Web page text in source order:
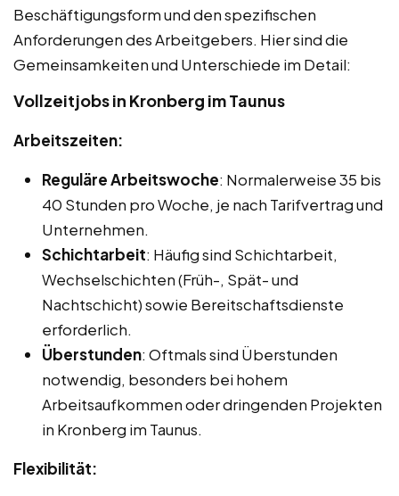
Beschäftigungsform und den spezifischen
Anforderungen des Arbeitgebers. Hier sind die
Gemeinsamkeiten und Unterschiede im Detail:
Vollzeitjobs in Kronberg im Taunus
Arbeitszeiten:
Reguläre Arbeitswoche: Normalerweise 35 bis
40 Stunden pro Woche, je nach Tarifvertrag und
Unternehmen.
Schichtarbeit: Häufig sind Schichtarbeit,
Wechselschichten (Früh-, Spät- und
Nachtschicht) sowie Bereitschaftsdienste
erforderlich.
Überstunden: Oftmals sind Überstunden
notwendig, besonders bei hohem
Arbeitsaufkommen oder dringenden Projekten
in Kronberg im Taunus.
Flexibilität: